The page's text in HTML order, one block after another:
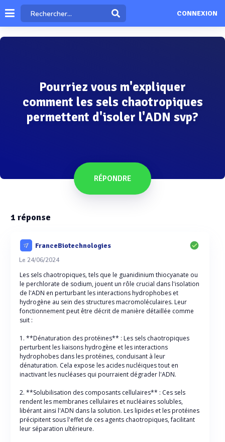
CONNEXION
Pourriez vous m'expliquer
comment les sels chaotropiques
permettent d'isoler l'ADN svp?
RÉPONDRE
1 réponse
FranceBiotechnologies
Le 24/06/2024
Les sels chaotropiques, tels que le guanidinium thiocyanate ou
le perchlorate de sodium, jouent un rôle crucial dans l'isolation
de l'ADN en perturbant les interactions hydrophobes et
hydrogène au sein des structures macromoléculaires. Leur
fonctionnement peut être décrit de manière détaillée comme
suit :
1. **Dénaturation des protéines** : Les sels chaotropiques
perturbent les liaisons hydrogène et les interactions
hydrophobes dans les protéines, conduisant à leur
dénaturation. Cela expose les acides nucléiques tout en
inactivant les nucléases qui pourraient dégrader l'ADN.
2. **Solubilisation des composants cellulaires** : Ces sels
rendent les membranes cellulaires et nucléaires solubles,
libérant ainsi l'ADN dans la solution. Les lipides et les protéines
précipitent sous l'effet de ces agents chaotropiques, facilitant
leur séparation ultérieure.